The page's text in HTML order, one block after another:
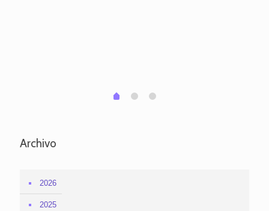
0 1 2
Archivo
2026
2025